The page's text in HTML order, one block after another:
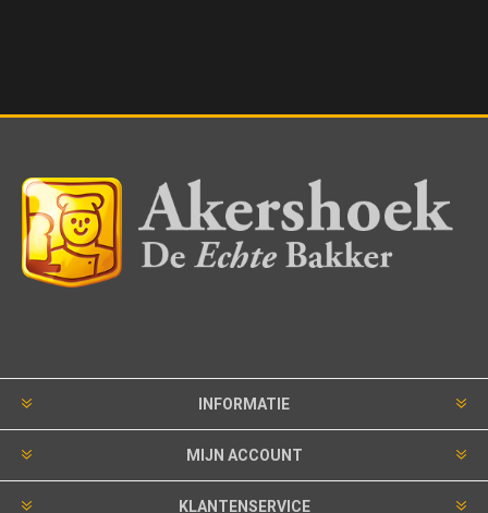
INFORMATIE
MIJN ACCOUNT
KLANTENSERVICE